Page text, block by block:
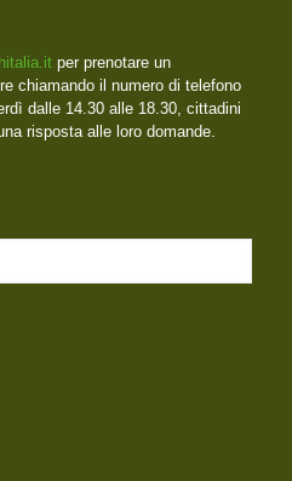
per prenotare un
chiamando il numero di telefono
dalle 14.30 alle 18.30, cittadini
risposta alle loro domande.